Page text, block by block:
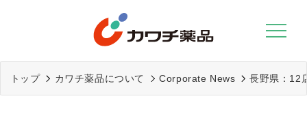
トップ カワチ薬品について Corporate News 長野県：12